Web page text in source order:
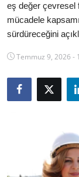
Ekonomi
Kütahya
Teknoloji
TBMM
Belediye
eş değer çevresel
mücadele
sürdüreceğini
Temmuz 9, 2026 -